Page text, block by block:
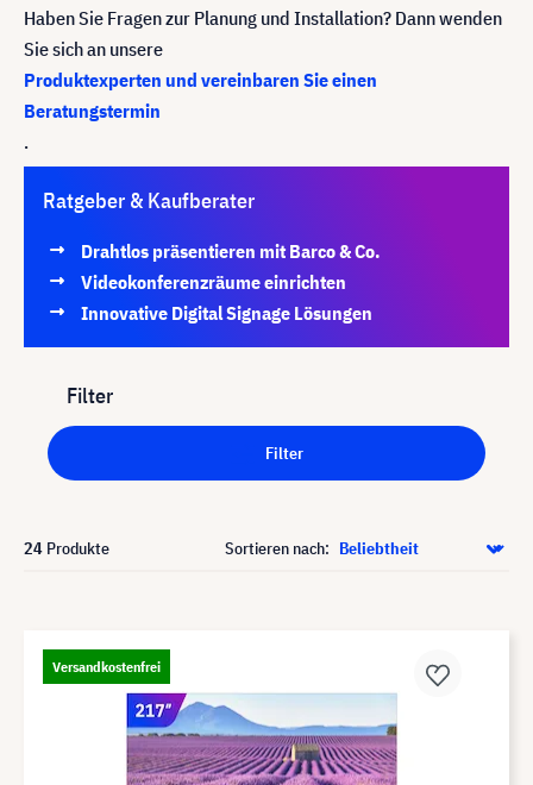
Haben Sie Fragen zur Planung und Installation? Dann wenden
Sie sich an unsere
Produktexperten und vereinbaren Sie einen
Beratungstermin
.
Ratgeber & Kaufberater
Drahtlos präsentieren mit Barco & Co.
Videokonferenzräume einrichten
Innovative Digital Signage Lösungen
Filter
Filter
24 Produkte Sortieren nach:
Versandkostenfrei